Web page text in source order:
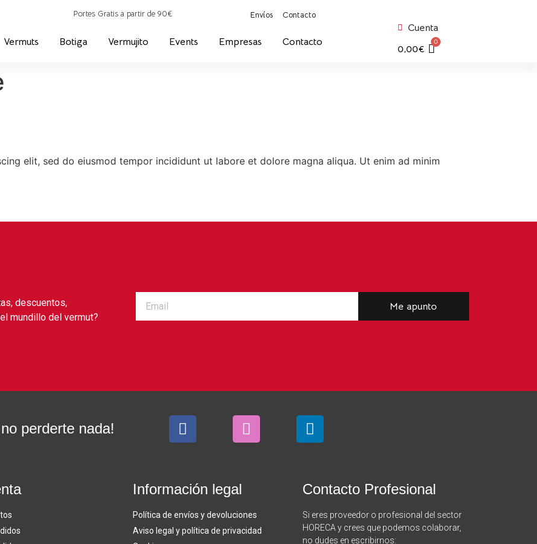
Portes Gratis a partir de 90€ Envíos Contacto
Vermuts Botiga Vermujito Events Empresas Contacto
Cuenta
0,00€
0
elit, sed do eiusmod tempor incididunt ut labore et dolore magna aliqua. Ut enim ad minim
descuentos,
mundillo del vermut?
Me apunto
perderte nada!
Información legal
Política de envíos y devoluciones
Aviso legal y política de privacidad
Contacto Profesional
Si eres proveedor o profesional del sector
HORECA y crees que podemos colaborar,
no dudes en escribirnos: